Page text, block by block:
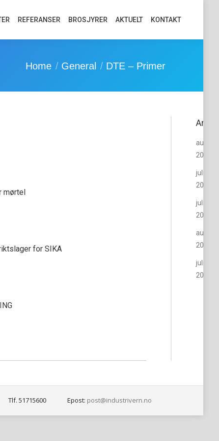
REFERANSER BROSJYRER AKTUELT KONTAKT
You are here:
Home General DTE – Primer
mørtel
for SIKA
Arkiv
august
2018
juli
2018
juli
2016
august
2015
juli
2015
Tlf. 51715600 Epost: post@industrivern.no